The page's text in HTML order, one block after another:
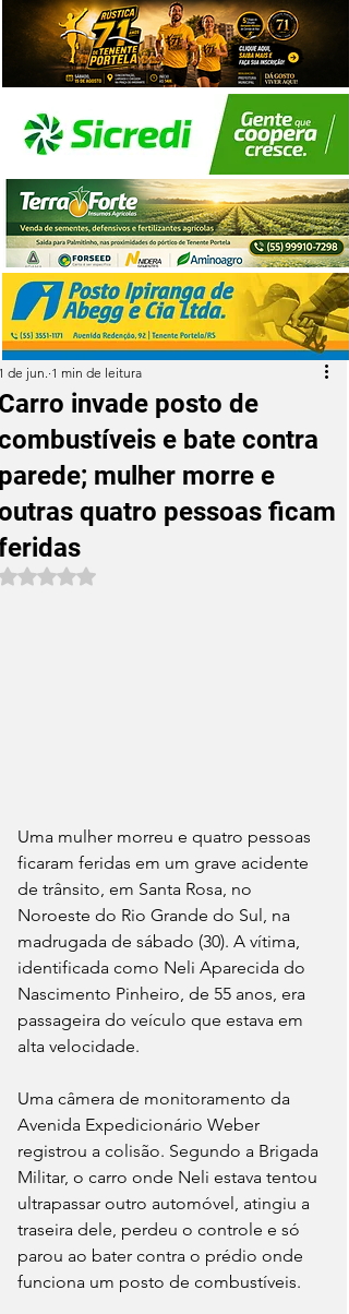
invade posto de
e bate contra
mulher morre e
quatro pessoas ficam
de jun. 1 min de leitura
Avaliado com NaN de 5 estrelas.
Uma mulher morreu e quatro pessoas
ficaram feridas em um grave acidente
de trânsito, em Santa Rosa, no
Noroeste do Rio Grande do Sul, na
madrugada de sábado (30). A vítima,
identificada como Neli Aparecida do
Nascimento Pinheiro, de 55 anos, era
passageira do veículo que estava em
alta velocidade.
Uma câmera de monitoramento da
Avenida Expedicionário Weber
registrou a colisão. Segundo a Brigada
Militar, o carro onde Neli estava tentou
ultrapassar outro automóvel, atingiu a
traseira dele, perdeu o controle e só
parou ao bater contra o prédio onde
funciona um posto de combustíveis.